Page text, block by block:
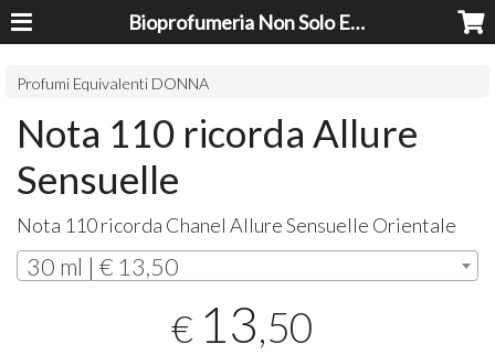
Bioprofumeria Non Solo Essenze
Profumi Equivalenti DONNA
Nota 110 ricorda Allure
Sensuelle
Nota 110 ricorda Chanel Allure Sensuelle Orientale
30 ml | € 13,50
€ 13,50